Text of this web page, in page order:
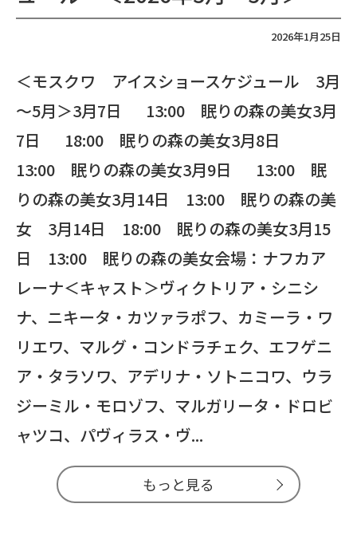
2026年1月25日
＜モスクワ アイスショースケジュール 3月
～5月＞3月7日 13:00 眠りの森の美女3月
7日 18:00 眠りの森の美女3月8日
13:00 眠りの森の美女3月9日 13:00 眠
りの森の美女3月14日 13:00 眠りの森の美
女 3月14日 18:00 眠りの森の美女3月15
日 13:00 眠りの森の美女会場：ナフカア
レーナ＜キャスト＞ヴィクトリア・シニシ
ナ、ニキータ・カツァラポフ、カミーラ・ワ
リエワ、マルグ・コンドラチェク、エフゲニ
ア・タラソワ、アデリナ・ソトニコワ、ウラ
ジーミル・モロゾフ、マルガリータ・ドロビ
ャツコ、パヴィラス・ヴ...
もっと見る